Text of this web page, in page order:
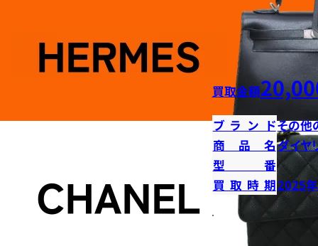
買取金額
ブランドその他
商品名ダイヤ
型番
買取時期2025